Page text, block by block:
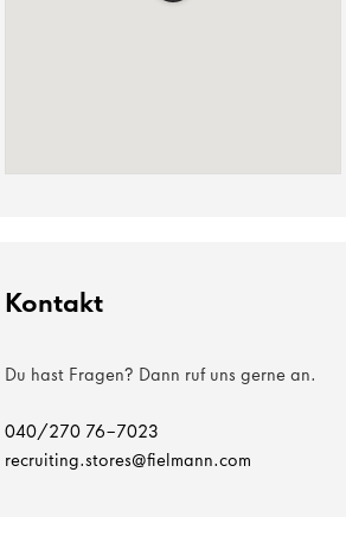
Kontakt
Du hast Fragen? Dann ruf uns gerne an.
040/270 76-7023
recruiting.stores@fielmann.com